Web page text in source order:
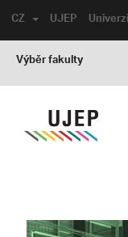
UJEP
CZ
Výběr fakulty